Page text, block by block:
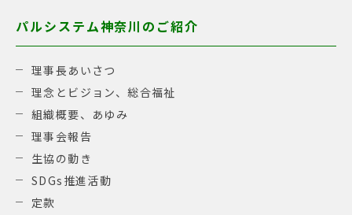
パルシステム神奈川のご紹介
理事長あいさつ
理念とビジョン、総合福祉
組織概要、あゆみ
理事会報告
生協の動き
SDGs推進活動
定款